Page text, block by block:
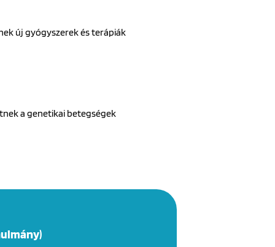
új gyógyszerek és terápiák
a genetikai betegségek